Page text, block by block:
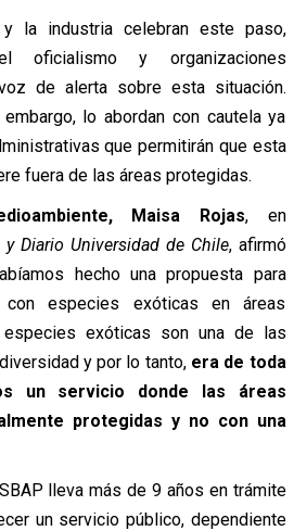
la industria celebran este paso,
oficialismo y organizaciones
de alerta sobre esta situación.
lo abordan con cautela ya
que permitirán que esta
fuera de las áreas protegidas.
Maisa Rojas, en
y Diario Universidad de Chile, afirmó
hecho una propuesta para
con especies exóticas en áreas
exóticas son una de las
y por lo tanto, era de toda
un servicio donde las áreas
protegidas y no con una
lleva más de 9 años en trámite
un servicio público, dependiente